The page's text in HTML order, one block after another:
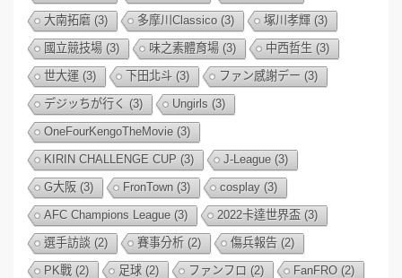
大南拓磨 (3) 多摩川Classico (3) 塚川孝輝 (3)
國立競技場 (3) 味之素體育場 (3) 中西哲生 (3)
世大運 (3) 下田北斗 (3) ファン感謝デー (3)
デジッちが行く (3) Ungirls (3)
OneFourKengoTheMovie (3)
KIRIN CHALLENGE CUP (3) J-League (3)
G大阪 (3) FronTown (3) cosplay (3)
AFC Champions League (3) 2022卡達世界盃 (3)
選手訪談 (2) 賽事分析 (2) 傷兵報告 (2)
PK戰 (2) 足球 (2) ファンフロ (2) FanFRO (2)